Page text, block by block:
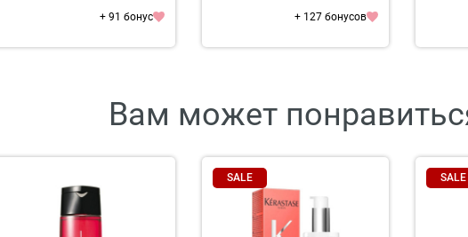
+ 91 бонус + 127 бонусов
Вам может
SALE SALE